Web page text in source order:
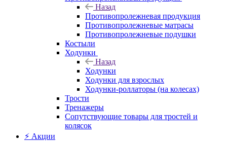
Назад
Противопролежневая продукция
Противопролежневые матрасы
Противопролежневые подушки
Костыли
Ходунки
Назад
Ходунки
Ходунки для взрослых
Ходунки-роллаторы (на колесах)
Трости
Тренажеры
Сопутствующие товары для тростей и
колясок
⚡ Акции